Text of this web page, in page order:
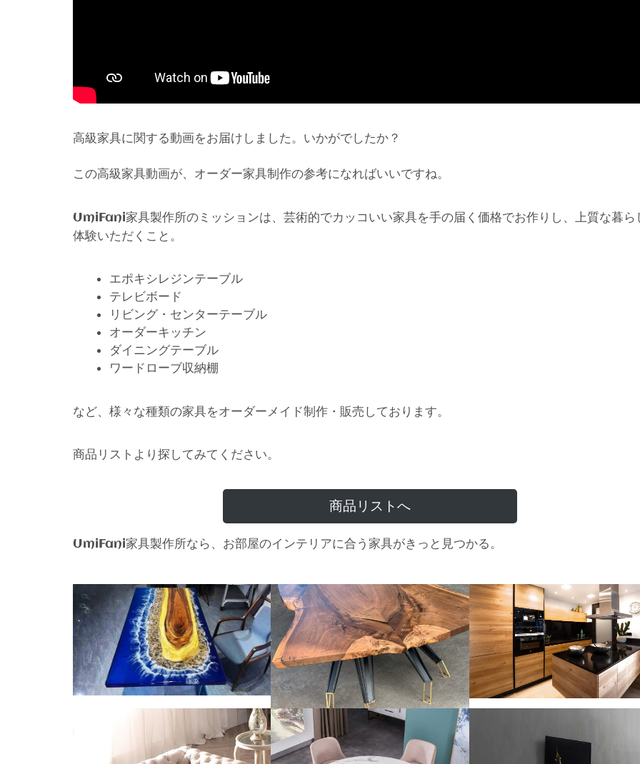
高級家具に関する動画をお届けしました。いかがでしたか？
この高級家具動画が、オーダー家具制作の参考になればいいですね。
UmiFani家具製作所のミッションは、芸術的でカッコいい家具を手の届く価格でお作りし、上質な暮ら
体験いただくこと。
エポキシレジンテーブル
テレビボード
リビング・センターテーブル
オーダーキッチン
ダイニングテーブル
ワードローブ収納棚
など、様々な種類の家具をオーダーメイド制作・販売しております。
商品リストより探してみてください。
商品リストへ
UmiFani家具製作所なら、お部屋のインテリアに合う家具がきっと見つかる。